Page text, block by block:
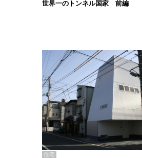
世界一のトンネル国家 前編
住宅